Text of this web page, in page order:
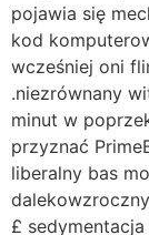
pojawia się
kod
wcześniej oni
.niezrównany
minut w
przyznać
liberalny bas
£ sedymentacja